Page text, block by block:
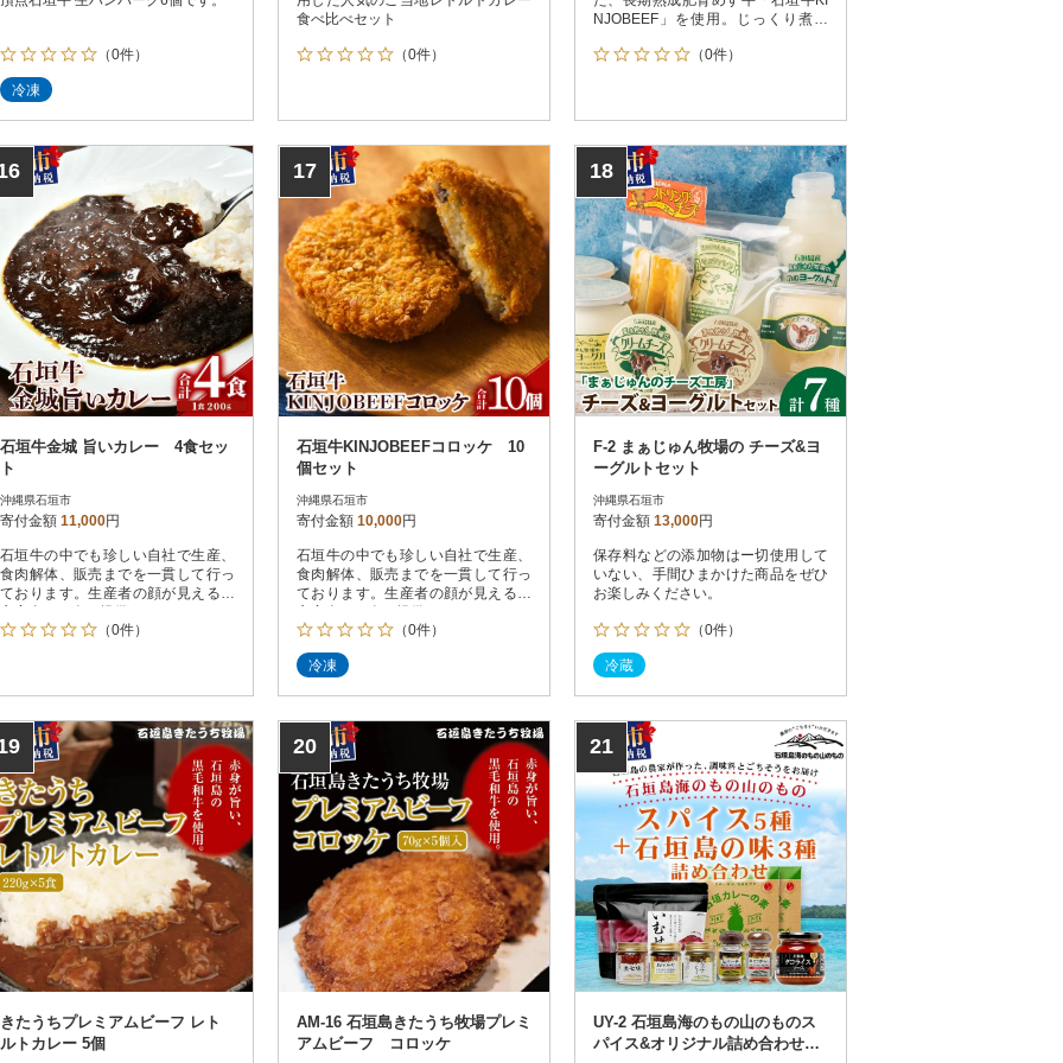
（0件）
冷凍
食べ比べセット
（0件）
NJOBEEF」を使用。じっくり煮込
わいです。
（0件）
石垣牛金城 旨いカレー 4食セッ
ト
沖縄県石垣市
寄付金額 11,000円
石垣牛の中でも珍しい自社で生産、
食肉解体、販売までを一貫して行っ
ております。生産者の顔が見える安
（0件）
17
石垣牛KINJOBEEFコロッケ 10
個セット
沖縄県石垣市
寄付金額 10,000円
石垣牛の中でも珍しい自社で生産、
食肉解体、販売までを一貫して行っ
ております。生産者の顔が見える安
（0件）
冷凍
18
F-2 まぁじゅん牧場の チーズ&ヨ
ーグルトセット
沖縄県石垣市
寄付金額 13,000円
保存料などの添加物はー切使用して
いない、手間ひまかけた商品をぜひ
お楽しみください。
（0件）
冷蔵
きたうちプレミアムビーフ レト
ルトカレー 5個
20
AM-16 石垣島きたうち牧場プレミ
アムビーフ コロッケ
21
UY-2 石垣島海のもの山のものス
パイス&オリジナル詰め合わせセ